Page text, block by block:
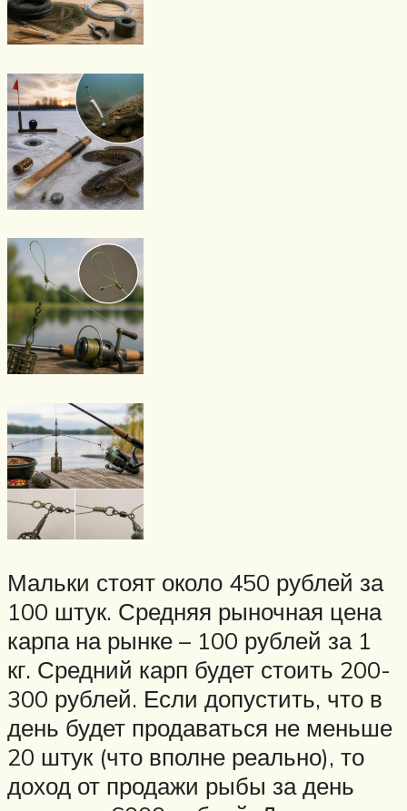
Мальки стоят около 450 рублей за
100 штук. Средняя рыночная цена
карпа на рынке – 100 рублей за 1
кг. Средний карп будет стоить 200-
300 рублей. Если допустить, что в
день будет продаваться не меньше
20 штук (что вполне реально), то
доход от продажи рыбы за день